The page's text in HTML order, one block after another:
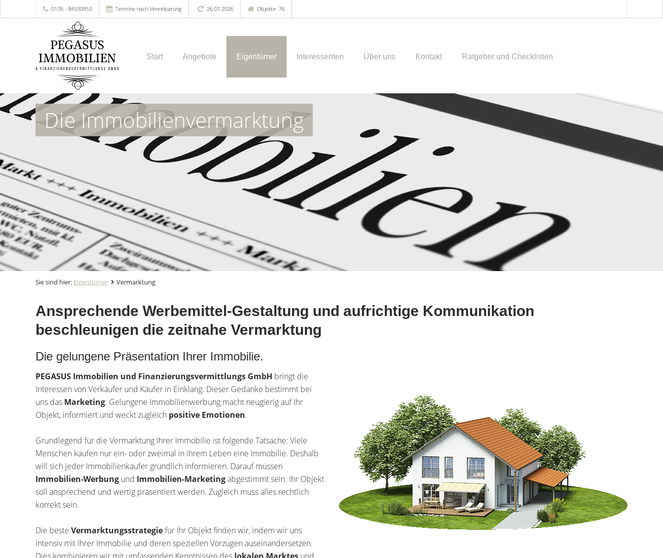
0176 - 84530953 Termine nach Vereinbarung 26.07.2026 Objekte: 76
Start Angebote Eigentümer Interessenten Über uns Kontakt Ratgeber und Checklisten
Die Immobilienvermarktung
Sie sind hier: Eigentümer Vermarktung
Ansprechende Werbemittel-Gestaltung und aufrichtige Kommunikation
beschleunigen die zeitnahe Vermarktung
Die gelungene Präsentation Ihrer Immobilie.
PEGASUS Immobilien und Finanzierungsvermittlungs GmbH bringt die
Interessen von Verkäufer und Käufer in Einklang. Dieser Gedanke bestimmt bei
uns das Marketing: Gelungene Immobilienwerbung macht neugierig auf Ihr
Objekt, informiert und weckt zugleich positive Emotionen.
Grundlegend für die Vermarktung Ihrer Immobilie ist folgende Tatsache: Viele
Menschen kaufen nur ein- oder zweimal in ihrem Leben eine Immobilie. Deshalb
will sich jeder Immobilienkäufer gründlich informieren. Darauf müssen
Immobilien-Werbung und Immobilien-Marketingabgestimmt sein. Ihr Objekt
soll ansprechend und wertig präsentiert werden. Zugleich muss alles rechtlich
korrekt sein.
Die beste Vermarktungsstrategiefür Ihr Objekt finden wir, indem wir uns
intensiv mit Ihrer Immobilie und deren speziellen Vorzügen auseinandersetzen.